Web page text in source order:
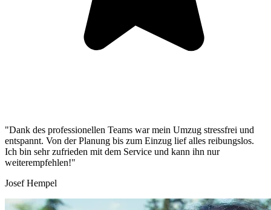
"Dank des professionellen Teams war mein Umzug stressfrei und
entspannt. Von der Planung bis zum Einzug lief alles reibungslos.
Ich bin sehr zufrieden mit dem Service und kann ihn nur
weiterempfehlen!"
Josef Hempel